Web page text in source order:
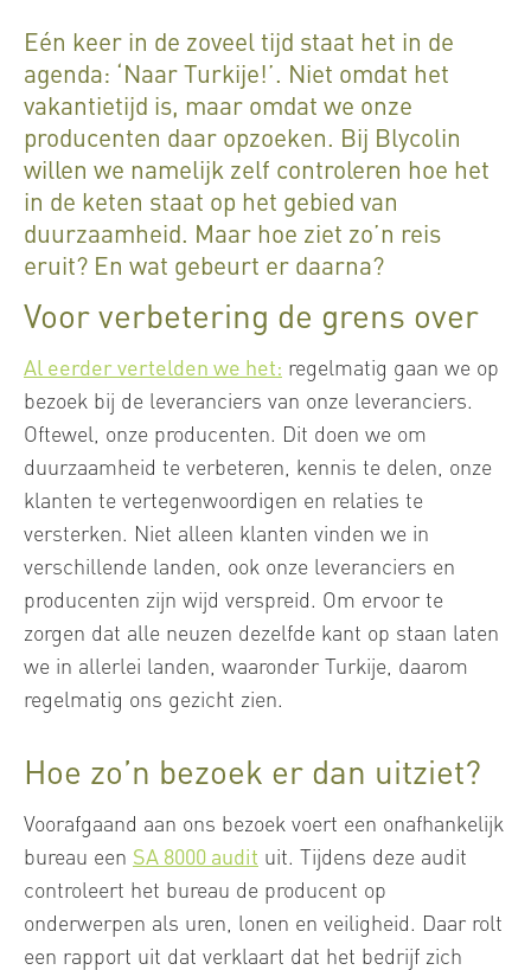
Eén keer in de zoveel tijd staat het in de
agenda: ‘Naar Turkije!’. Niet omdat het
vakantietijd is, maar omdat we onze
producenten daar opzoeken. Bij Blycolin
willen we namelijk zelf controleren hoe het
in de keten staat op het gebied van
duurzaamheid. Maar hoe ziet zo’n reis
eruit? En wat gebeurt er daarna?
Voor verbetering de grens over
Al eerder vertelden we het: regelmatig gaan we op
bezoek bij de leveranciers van onze leveranciers.
Oftewel, onze producenten. Dit doen we om
duurzaamheid te verbeteren, kennis te delen, onze
klanten te vertegenwoordigen en relaties te
versterken. Niet alleen klanten vinden we in
verschillende landen, ook onze leveranciers en
producenten zijn wijd verspreid. Om ervoor te
zorgen dat alle neuzen dezelfde kant op staan laten
we in allerlei landen, waaronder Turkije, daarom
regelmatig ons gezicht zien.
Hoe zo’n bezoek er dan uitziet?
Voorafgaand aan ons bezoek voert een onafhankelijk
bureau een SA 8000 audit uit. Tijdens deze audit
controleert het bureau de producent op
onderwerpen als uren, lonen en veiligheid. Daar rolt
een rapport uit dat verklaart dat het bedrijf zich